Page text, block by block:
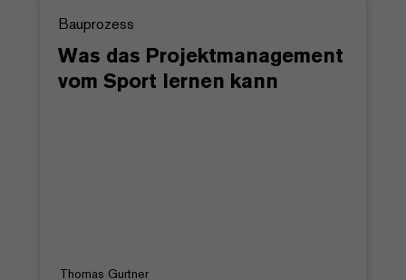
Bauprozess
Was das Projektmanagement
vom Sport lernen kann
Thomas Gurtner